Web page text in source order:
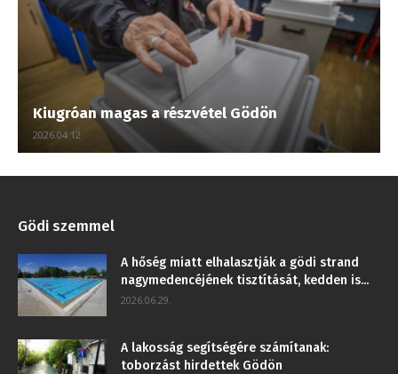
Kiugróan magas a részvétel Gödön
2026.04.12.
Gödi szemmel
A hőség miatt elhalasztják a gödi strand
nagymedencéjének tisztítását, kedden is...
2026.06.29.
A lakosság segítségére számítanak:
toborzást hirdettek Gödön